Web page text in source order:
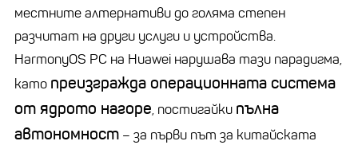
местните алтернативи до голяма степен
разчитат на други услуги и устройства.
HarmonyOS PC на Huawei нарушава тази парадигма,
като преизгражда операционната система
от ядрото нагоре, постигайки пълна
автономност – за първи път за китайската